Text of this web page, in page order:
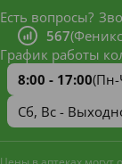
Есть вопросы?
567
График работы
8:00 - 17:00(Пн-
Сб, Вс -